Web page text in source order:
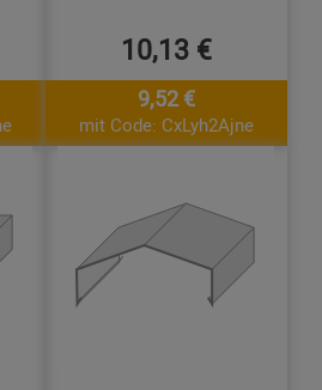
10,13 €
9,52 €
mit Code: CxLyh2Ajne